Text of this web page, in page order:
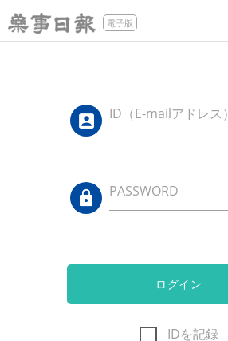
電子版
ID（E-mailアドレス）
PASSWORD
ログイン
IDを記録